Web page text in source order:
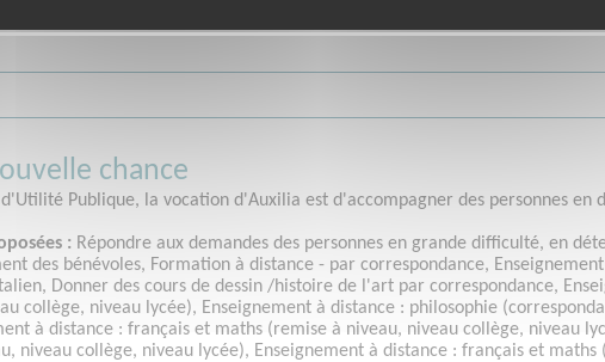
chance
d'Utilité Publique, la vocation d'Auxilia est d'accompagner des personnes
: Répondre aux demandes des personnes en grande difficulté, en
des bénévoles, Formation à distance - par correspondance,
Donner des cours de dessin /histoire de l'art par correspondance,
collège, niveau lycée), Enseignement à distance : philosophie
à distance : français et maths (remise à niveau, niveau collège, niveau
niveau collège, niveau lycée), Enseignement à distance : français et